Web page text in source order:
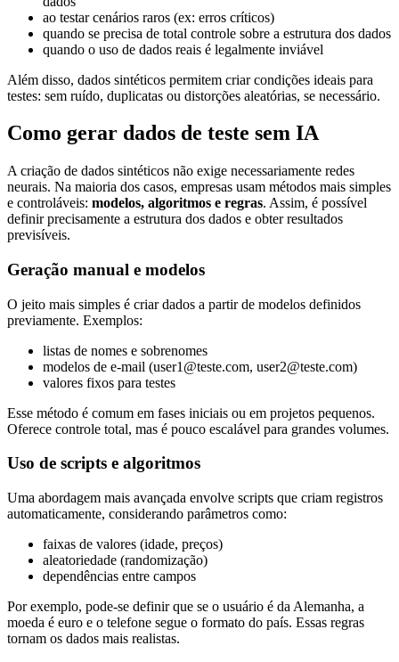
ao testar cenários raros (ex: erros críticos)
quando se precisa de total controle sobre a estrutura dos dados
quando o uso de dados reais é legalmente inviável
Além disso, dados sintéticos permitem criar condições ideais para
testes: sem ruído, duplicatas ou distorções aleatórias, se necessário.
Como gerar dados de teste sem IA
A criação de dados sintéticos não exige necessariamente redes
neurais. Na maioria dos casos, empresas usam métodos mais simples
e controláveis: modelos, algoritmos e regras. Assim, é possível
definir precisamente a estrutura dos dados e obter resultados
previsíveis.
Geração manual e modelos
O jeito mais simples é criar dados a partir de modelos definidos
previamente. Exemplos:
listas de nomes e sobrenomes
modelos de e-mail (user1@teste.com, user2@teste.com)
valores fixos para testes
Esse método é comum em fases iniciais ou em projetos pequenos.
Oferece controle total, mas é pouco escalável para grandes volumes.
Uso de scripts e algoritmos
Uma abordagem mais avançada envolve scripts que criam registros
automaticamente, considerando parâmetros como:
faixas de valores (idade, preços)
aleatoriedade (randomização)
dependências entre campos
Por exemplo, pode-se definir que se o usuário é da Alemanha, a
moeda é euro e o telefone segue o formato do país. Essas regras
tornam os dados mais realistas.